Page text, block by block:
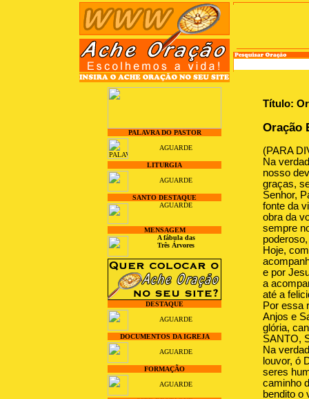
PALAVRA DO PASTOR
AGUARDE
LITURGIA
AGUARDE
SANTO DESTAQUE
AGUARDE
MENSAGEM
A fábula das
Três Árvores
DESTAQUE
AGUARDE
DOCUMENTOS DA IGREJA
AGUARDE
FORMAÇÃO
AGUARDE
Título:
Oração
(PARA
Na
nosso
graças,
Senhor,
fonte da
obra da
sempre
Hoje,
e por
a
até a
Por essa
Anjos e
glória,
SANTO,
Na
louvor, ó
seres
caminho
bendito o